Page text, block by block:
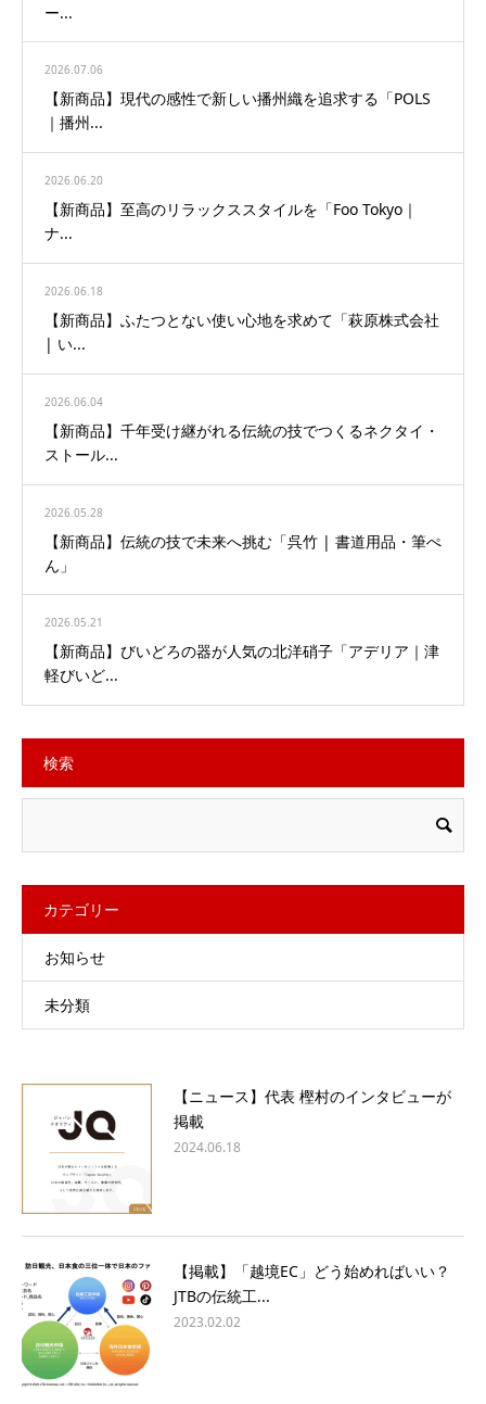
ー...
2026.07.06
【新商品】現代の感性で新しい播州織を追求する「POLS
｜播州...
2026.06.20
【新商品】至高のリラックススタイルを「Foo Tokyo｜
ナ...
2026.06.18
【新商品】ふたつとない使い心地を求めて「萩原株式会社
| い...
2026.06.04
【新商品】千年受け継がれる伝統の技でつくるネクタイ・
ストール...
2026.05.28
【新商品】伝統の技で未来へ挑む「呉竹 | 書道用品・筆ぺ
ん」
2026.05.21
【新商品】びいどろの器が人気の北洋硝子「アデリア｜津
軽びいど...
検索
カテゴリー
お知らせ
未分類
【ニュース】代表 樫村のインタビューが
掲載
2024.06.18
【掲載】「越境EC」どう始めればいい？
JTBの伝統工...
2023.02.02